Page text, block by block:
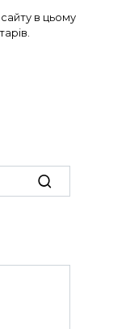
в цьому